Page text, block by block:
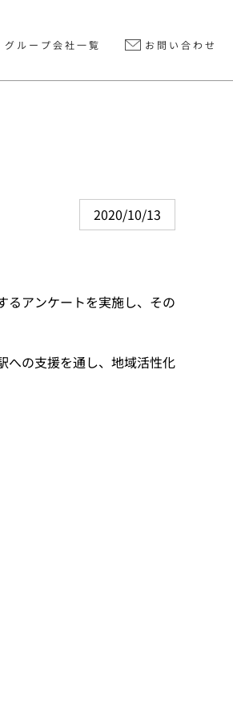
グループ会社一覧 お問い合わせ
2020/10/13
るアンケートを実施し、その
への支援を通し、地域活性化